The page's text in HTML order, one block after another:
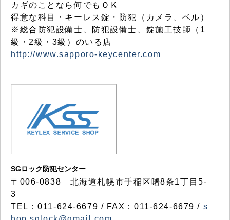
カギのことなら何でもＯＫ
得意な科目・キーレス錠・防犯（カメラ、ベル）
※総合防犯設備士、防犯設備士、錠施工技師（1
級・2級・3級）のいる店
http://www.sapporo-keycenter.com
SGロック防犯センター
〒006-0838 北海道札幌市手稲区曙8条1丁目5-
3
TEL：011-624-6679 / FAX：011-624-6679 / s